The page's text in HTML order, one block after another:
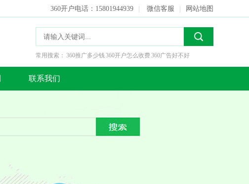
360开户电话：15801944939 微信客服 网站地图
常用搜索： 360推广多少钱360开户怎么收费360广告好不好
联系我们